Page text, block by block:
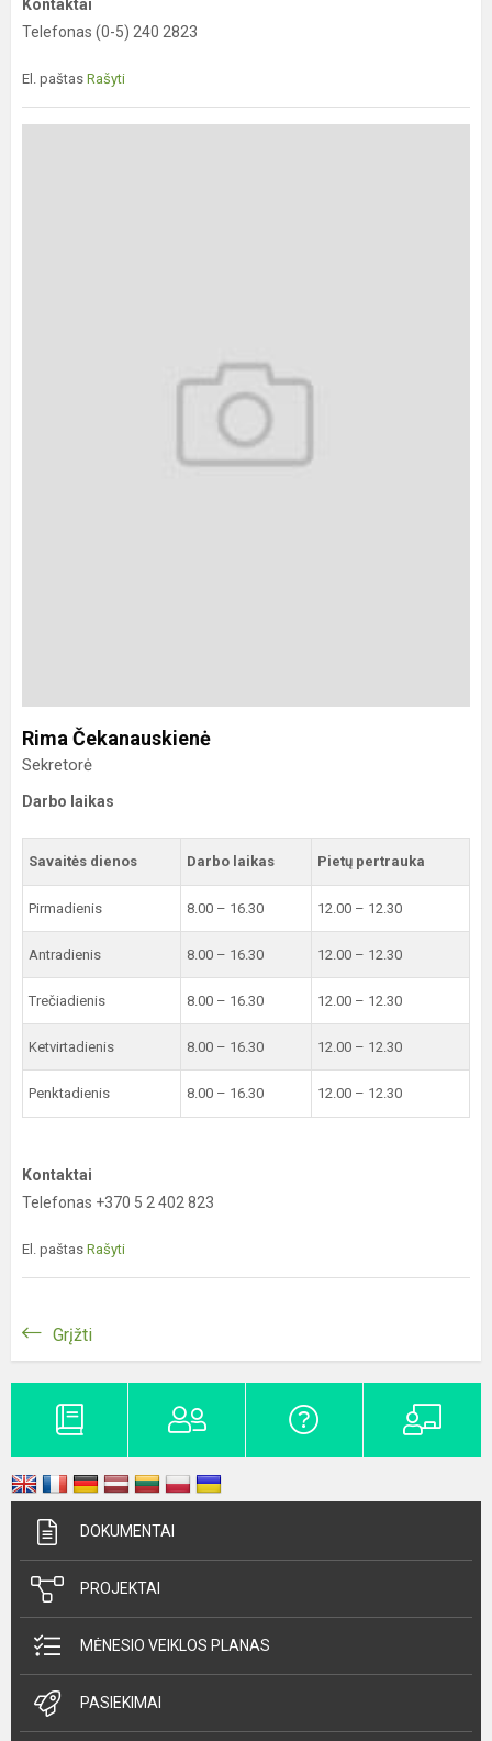
Kontaktai
Telefonas (0-5) 240 2823
El. paštas Rašyti
Rima Čekanauskienė
Sekretorė
Darbo laikas
Savaitės dienos Darbo laikas Pietų pertrauka
Pirmadienis 8.00 – 16.30 12.00 – 12.30
Antradienis 8.00 – 16.30 12.00 – 12.30
Trečiadienis 8.00 – 16.30 12.00 – 12.30
Ketvirtadienis 8.00 – 16.30 12.00 – 12.30
Penktadienis 8.00 – 16.30 12.00 – 12.30
Kontaktai
Telefonas +370 5 2 402 823
El. paštas Rašyti
Grįžti
DOKUMENTAI
PROJEKTAI
MĖNESIO VEIKLOS PLANAS
PASIEKIMAI